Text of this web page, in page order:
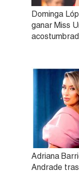
Dominga
ganar Miss
Adriana
Andrade